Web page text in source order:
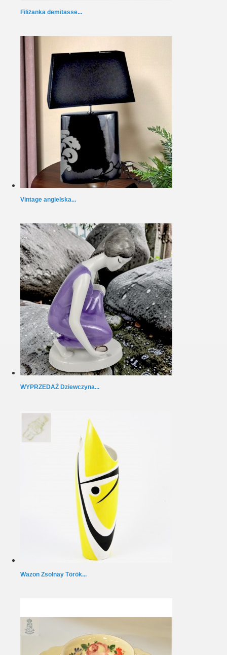
Filiżanka demitasse...
Vintage angielska...
WYPRZEDAŻ Dziewczyna...
Wazon Zsolnay Török...